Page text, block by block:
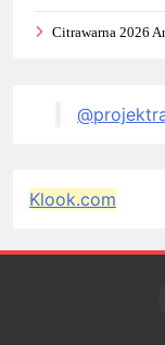
Citrawarna 2026
Klook.com